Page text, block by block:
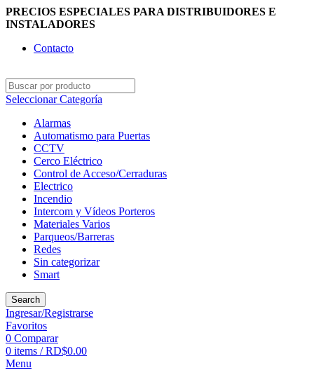
PRECIOS ESPECIALES PARA DISTRIBUIDORES E
INSTALADORES
Contacto
Seleccionar Categoría
Alarmas
Automatismo para Puertas
CCTV
Cerco Eléctrico
Control de Acceso/Cerraduras
Electrico
Incendio
Intercom y Vídeos Porteros
Materiales Varios
Parqueos/Barreras
Redes
Sin categorizar
Smart
Search
Ingresar/Registrarse
Favoritos
0 Comparar
0 items / RD$0.00
Menu